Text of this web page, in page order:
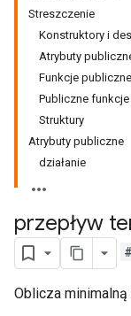
Streszczenie
Konstruktory i
Atrybuty
Funkcje publiczne
Publiczne
Struktury
Atrybuty publiczne
działanie
przepływ
Oblicza